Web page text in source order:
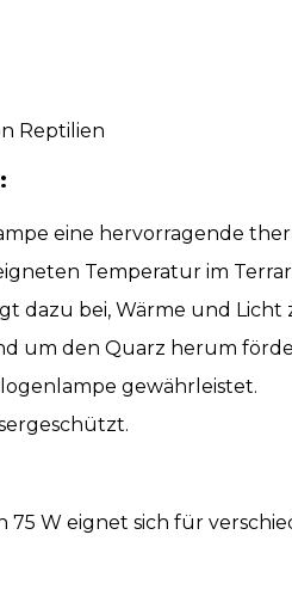
Reptilien
eine hervorragende
Temperatur im
dazu bei, Wärme und Licht
um den Quarz herum
gewährleistet.
75 W eignet sich für